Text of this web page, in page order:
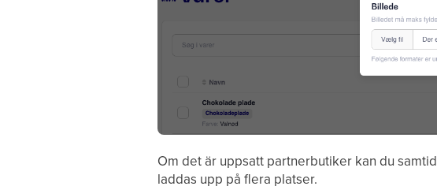
Om det är uppsatt partnerbutiker kan du
laddas upp på flera platser.